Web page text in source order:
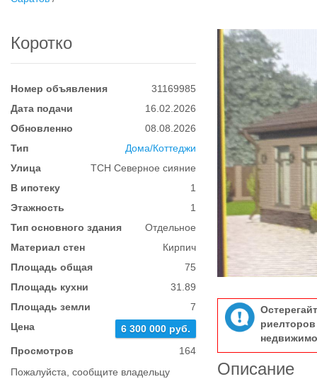
Коротко
Номер объявления
31169985
Дата подачи
16.02.2026
Обновленно
08.08.2026
Тип
Дома/Коттеджи
Улица
ТСН Северное сияние
В ипотеку
1
Этажность
1
Тип основного здания
Отдельное
Материал стен
Кирпич
Площадь общая
75
Площадь кухни
31.89
Площадь земли
7
Цена
6 300 000 руб.
Просмотров
164
Пожалуйста, сообщите владельцу
Описание